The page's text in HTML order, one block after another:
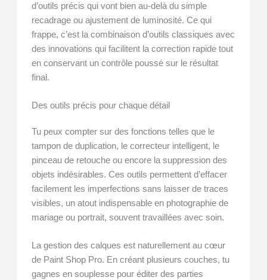
d’outils précis qui vont bien au-delà du simple
recadrage ou ajustement de luminosité. Ce qui
frappe, c’est la combinaison d’outils classiques avec
des innovations qui facilitent la correction rapide tout
en conservant un contrôle poussé sur le résultat
final.
Des outils précis pour chaque détail
Tu peux compter sur des fonctions telles que le
tampon de duplication, le correcteur intelligent, le
pinceau de retouche ou encore la suppression des
objets indésirables. Ces outils permettent d’effacer
facilement les imperfections sans laisser de traces
visibles, un atout indispensable en photographie de
mariage ou portrait, souvent travaillées avec soin.
La gestion des calques est naturellement au cœur
de Paint Shop Pro. En créant plusieurs couches, tu
gagnes en souplesse pour éditer des parties